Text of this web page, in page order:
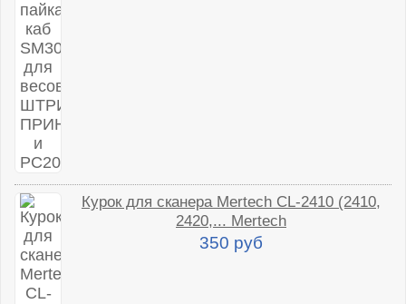
Курок для сканера Mertech CL-2410 (2410,
2420,... Mertech
350 руб